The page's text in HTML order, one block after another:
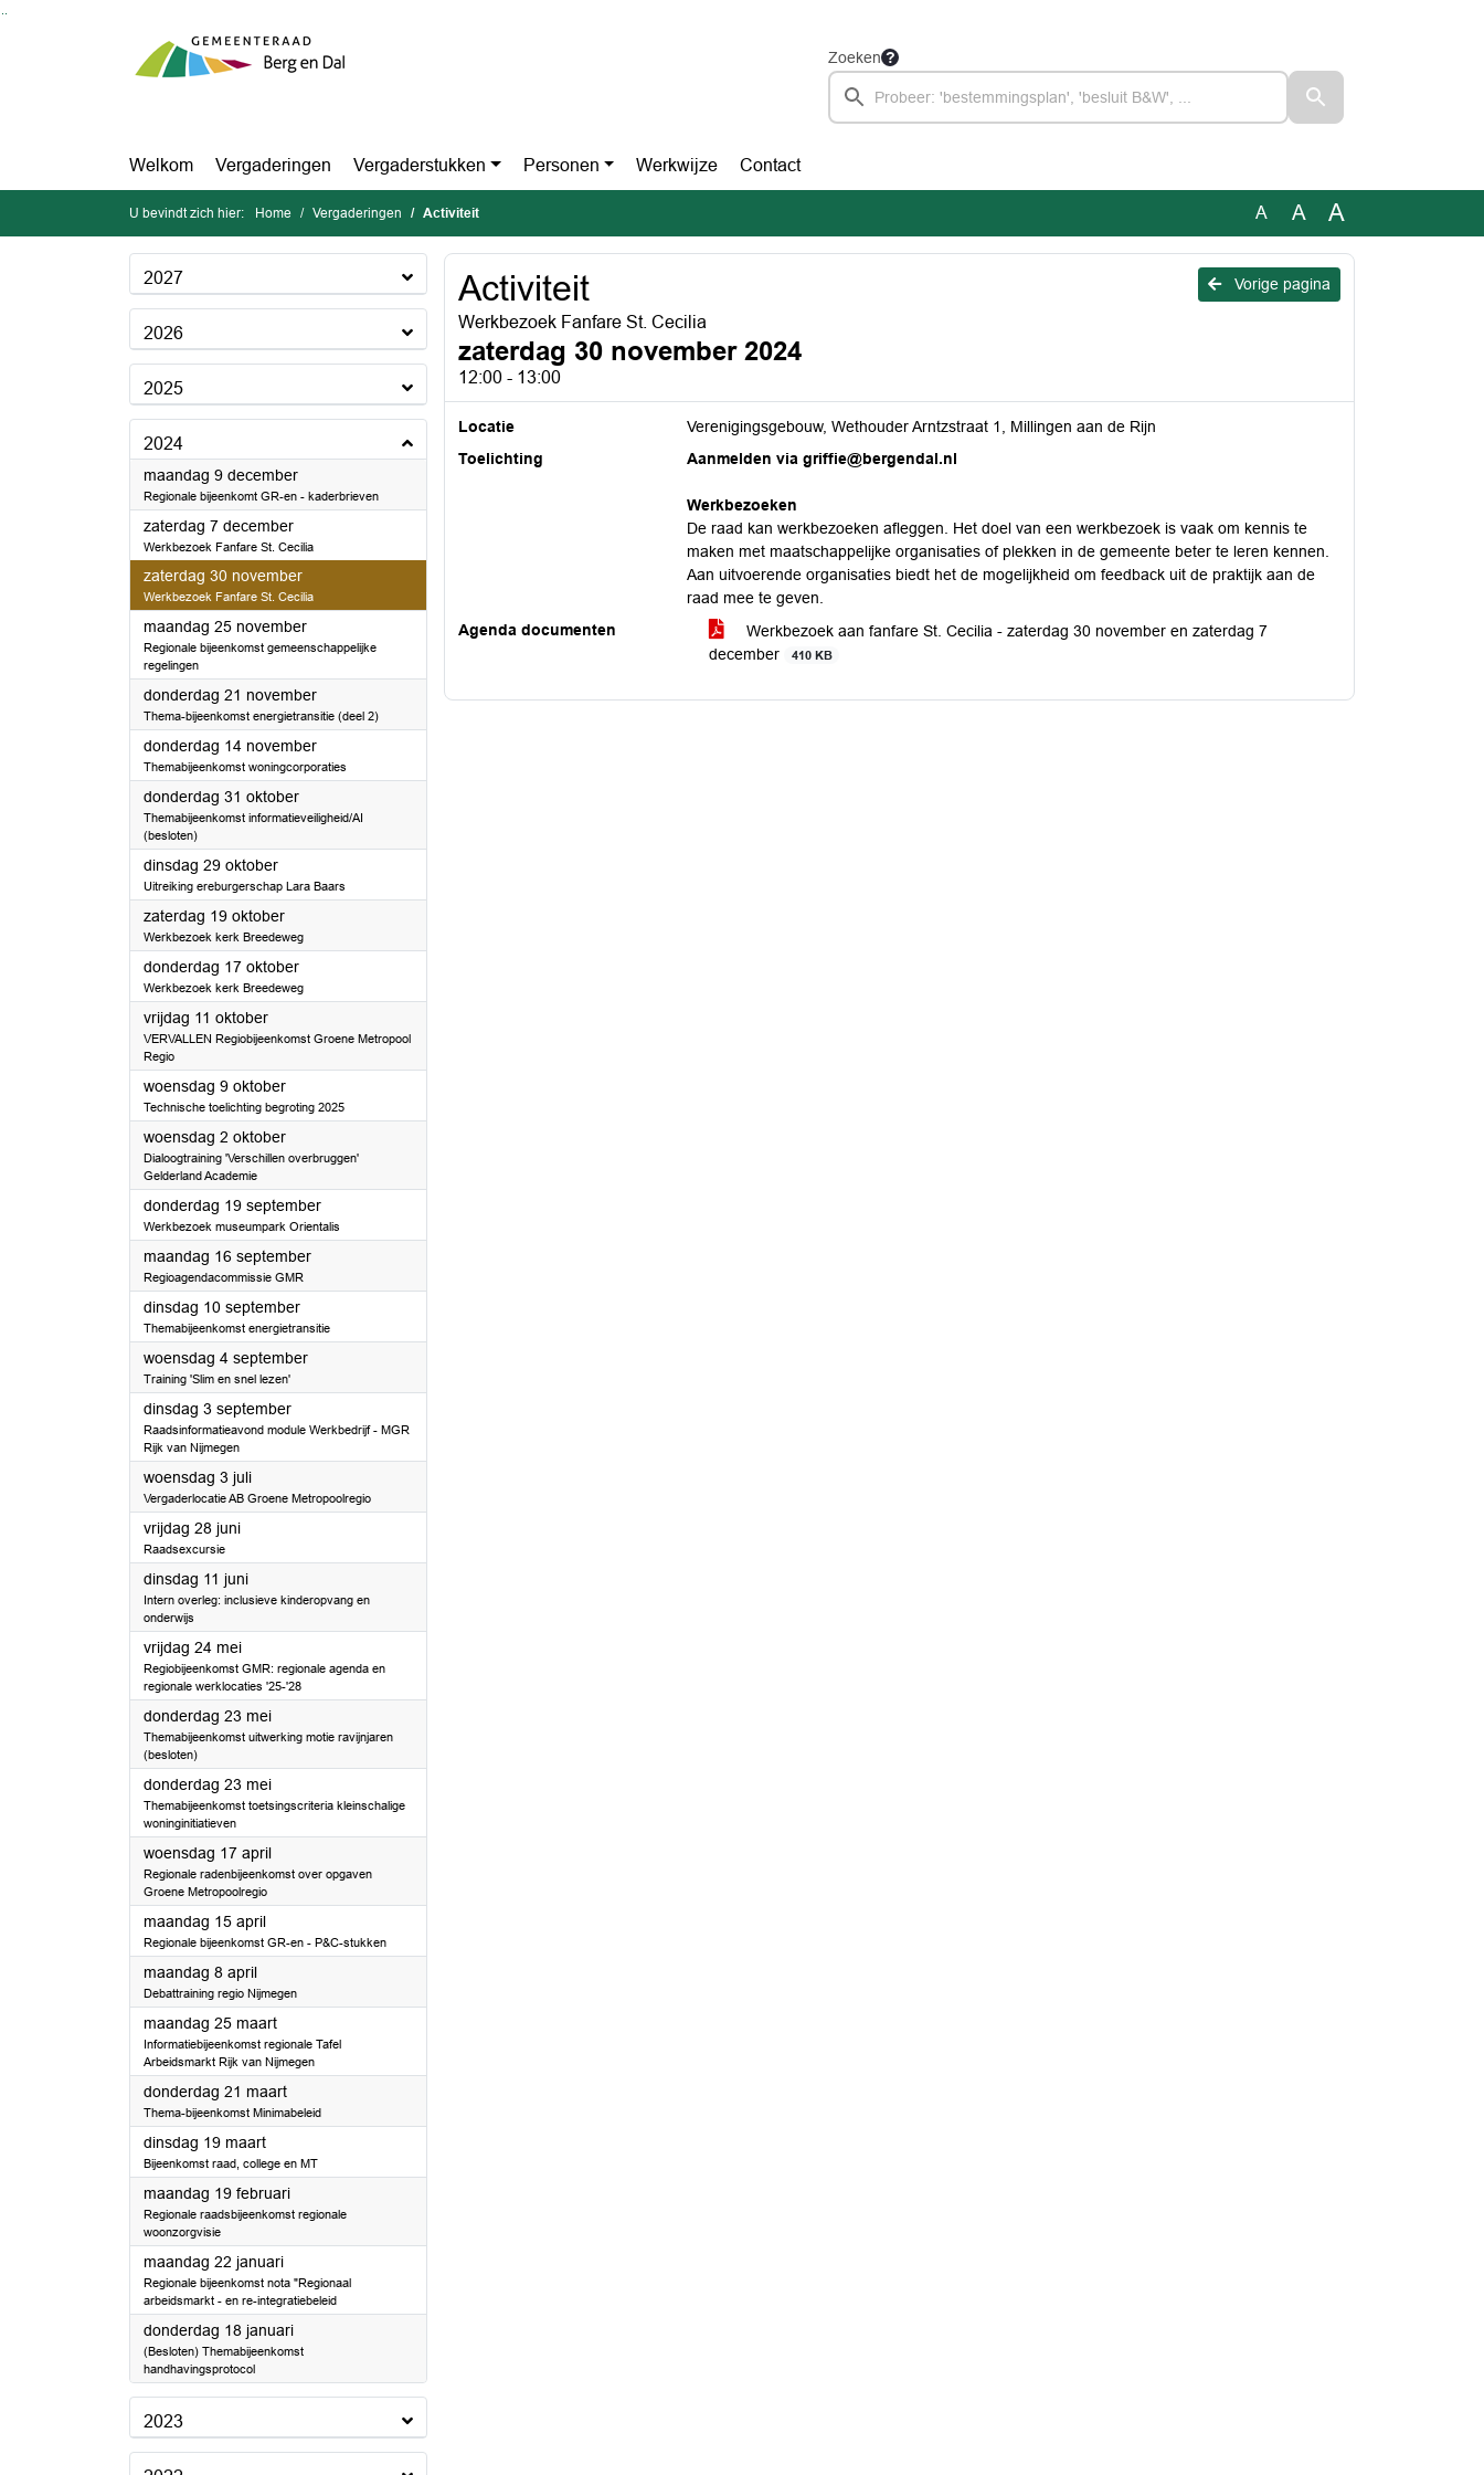
Zoeken
Welkom Vergaderingen Vergaderstukken Personen Werkwijze Contact
U bevindt zich hier: Home Vergaderingen Activiteit A A A
2027
2026
2025
2024
maandag 9 december2024
Regionale bijeenkomt GR-en - kaderbrieven
zaterdag 7 december2024
Werkbezoek Fanfare St. Cecilia
zaterdag 30 november2024
Werkbezoek Fanfare St. Cecilia
maandag 25 november2024
Regionale bijeenkomst gemeenschappelijke
regelingen
donderdag 21 november2024
Thema-bijeenkomst energietransitie (deel 2)
donderdag 14 november2024
Themabijeenkomst woningcorporaties
donderdag 31 oktober2024
Themabijeenkomst informatieveiligheid/AI
(besloten)
dinsdag 29 oktober2024
Uitreiking ereburgerschap Lara Baars
zaterdag 19 oktober2024
Werkbezoek kerk Breedeweg
donderdag 17 oktober2024
Werkbezoek kerk Breedeweg
vrijdag 11 oktober2024
VERVALLEN Regiobijeenkomst Groene Metropool
Regio
woensdag 9 oktober2024
Technische toelichting begroting 2025
woensdag 2 oktober2024
Dialoogtraining 'Verschillen overbruggen'
Gelderland Academie
donderdag 19 september2024
Werkbezoek museumpark Orientalis
maandag 16 september2024
Regioagendacommissie GMR
dinsdag 10 september2024
Themabijeenkomst energietransitie
woensdag 4 september2024
Training 'Slim en snel lezen'
dinsdag 3 september2024
Raadsinformatieavond module Werkbedrijf - MGR
Rijk van Nijmegen
woensdag 3 juli2024
Vergaderlocatie AB Groene Metropoolregio
vrijdag 28 juni2024
Raadsexcursie
dinsdag 11 juni2024
Intern overleg: inclusieve kinderopvang en
onderwijs
vrijdag 24 mei2024
Regiobijeenkomst GMR: regionale agenda en
regionale werklocaties '25-'28
donderdag 23 mei2024
Themabijeenkomst uitwerking motie ravijnjaren
(besloten)
donderdag 23 mei2024
Themabijeenkomst toetsingscriteria kleinschalige
woninginitiatieven
woensdag 17 april2024
Regionale radenbijeenkomst over opgaven
Groene Metropoolregio
maandag 15 april2024
Regionale bijeenkomst GR-en - P&C-stukken
maandag 8 april2024
Debattraining regio Nijmegen
maandag 25 maart2024
Informatiebijeenkomst regionale Tafel
Arbeidsmarkt Rijk van Nijmegen
donderdag 21 maart2024
Thema-bijeenkomst Minimabeleid
dinsdag 19 maart2024
Bijeenkomst raad, college en MT
maandag 19 februari2024
Regionale raadsbijeenkomst regionale
woonzorgvisie
maandag 22 januari2024
Regionale bijeenkomst nota "Regionaal
arbeidsmarkt - en re-integratiebeleid
donderdag 18 januari2024
(Besloten) Themabijeenkomst
handhavingsprotocol
2023
Vorige pagina
Activiteit
Werkbezoek Fanfare St. Cecilia
zaterdag 30 november 2024
12:00 - 13:00
Locatie
Verenigingsgebouw, Wethouder Arntzstraat 1, Millingen aan de Rijn
Toelichting
Aanmelden via griffie@bergendal.nl
Werkbezoeken
De raad kan werkbezoeken afleggen. Het doel van een werkbezoek is vaak om kennis te
maken met maatschappelijke organisaties of plekken in de gemeente beter te leren kennen.
Aan uitvoerende organisaties biedt het de mogelijkheid om feedback uit de praktijk aan de
raad mee te geven.
Agenda documenten
Werkbezoek aan fanfare St. Cecilia - zaterdag 30 november en zaterdag 7
december
410 KB